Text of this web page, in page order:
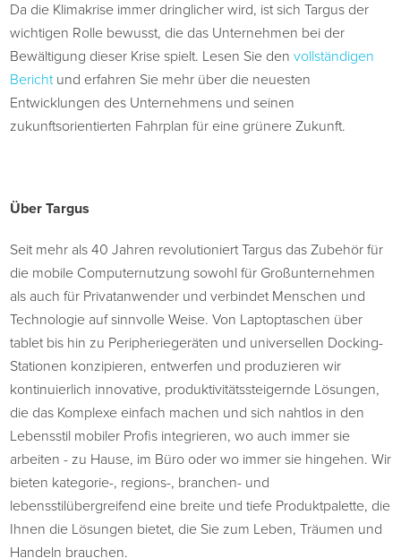
Da die Klimakrise immer dringlicher wird, ist sich Targus der
wichtigen Rolle bewusst, die das Unternehmen bei der
Bewältigung dieser Krise spielt. Lesen Sie den vollständigen
Berichtund erfahren Sie mehr über die neuesten
Entwicklungen des Unternehmens und seinen
zukunftsorientierten Fahrplan für eine grünere Zukunft.
Über Targus
Seit mehr als 40 Jahren revolutioniert Targus das Zubehör für
die mobile Computernutzung sowohl für Großunternehmen
als auch für Privatanwender und verbindet Menschen und
Technologie auf sinnvolle Weise. Von Laptoptaschen über
tablet bis hin zu Peripheriegeräten und universellen Docking-
Stationen konzipieren, entwerfen und produzieren wir
kontinuierlich innovative, produktivitätssteigernde Lösungen,
die das Komplexe einfach machen und sich nahtlos in den
Lebensstil mobiler Profis integrieren, wo auch immer sie
arbeiten - zu Hause, im Büro oder wo immer sie hingehen. Wir
bieten kategorie-, regions-, branchen- und
lebensstilübergreifend eine breite und tiefe Produktpalette, die
Ihnen die Lösungen bietet, die Sie zum Leben, Träumen und
Handeln brauchen.